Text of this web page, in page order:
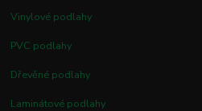
Vinylové podlahy
PVC podlahy
Dřevěné podlahy
Laminátové podlahy